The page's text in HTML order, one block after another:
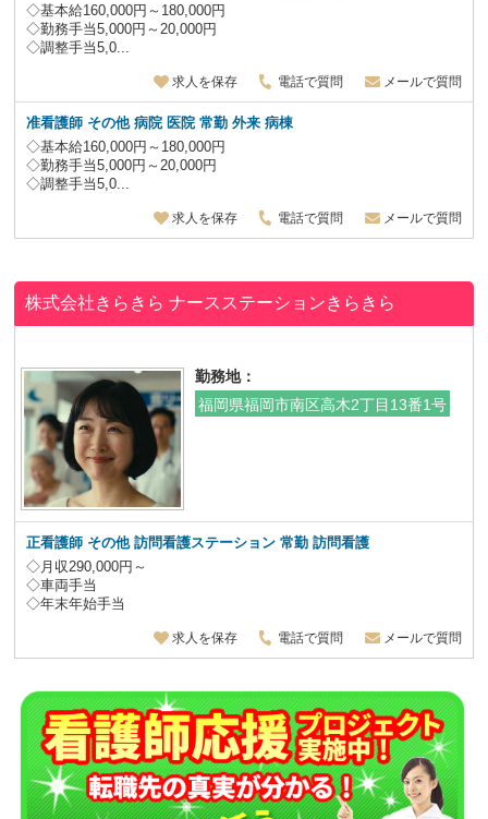
◇基本給160,000円～180,000円
◇勤務手当5,000円～20,000円
◇調整手当5,0...
求人を保存 電話で質問 メールで質問
准看護師 その他 病院 医院 常勤 外来 病棟
◇基本給160,000円～180,000円
◇勤務手当5,000円～20,000円
◇調整手当5,0...
求人を保存 電話で質問 メールで質問
株式会社きらきら ナースステーションきらきら
勤務地：
福岡県福岡市南区高木2丁目13番1号
正看護師 その他 訪問看護ステーション 常勤 訪問看護
◇月収290,000円～
◇車両手当
◇年末年始手当
求人を保存 電話で質問 メールで質問